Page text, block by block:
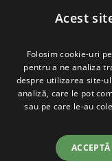
LEORDENI
Acest
Folosim cookie-uri
pentru a ne analiza
despre utilizarea site-
analiză, care le pot
sau pe care le-au